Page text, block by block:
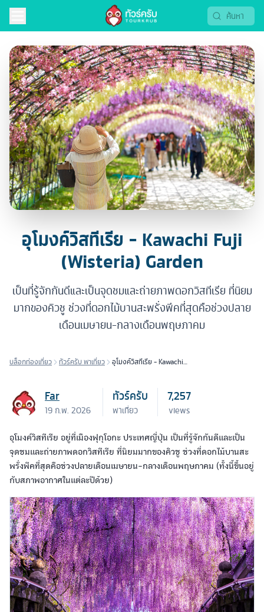
อุโมงค์วิสทีเรีย - Kawachi Fuji
(Wisteria) Garden
เป็นที่รู้จักกันดีและเป็นจุดชมและถ่ายภาพดอกวิสทีเรีย ที่นิยม
มากของคิวชู ช่วงที่ดอกไม้บานสะพรั่งพีคที่สุดคือช่วงปลาย
เดือนเมษายน-กลางเดือนพฤษภาคม
บล็อกท่องเที่ยว ทัวร์ครับ พาเที่ยว
อุโมงค์วิสทีเรีย - Kawachi
Far
19 ก.พ. 2026
ทัวร์ครับ
พาเที่ยว
7,257
views
อุโมงค์วิสทีเรีย อยู่ที่เมืองฟุกุโอกะ ประเทศญี่ปุ่น เป็นที่รู้จักกันดีและเป็น
จุดชมและถ่ายภาพดอกวิสทีเรีย ที่นิยมมากของคิวชู ช่วงที่ดอกไม้บานสะ
พรั่งพีคที่สุดคือช่วงปลายเดือนเมษายน-กลางเดือนพฤษภาคม (ทั้งนี้ขึ้นอยู่
กับสภาพอากาศในแต่ละปีด้วย)